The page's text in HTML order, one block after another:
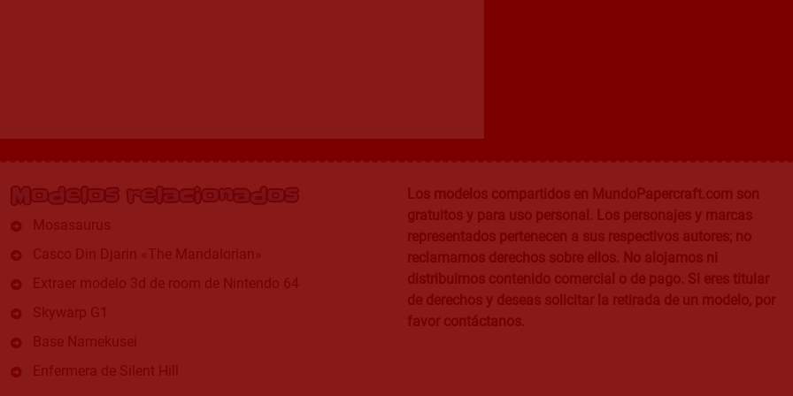
Modelos relacionados
Mosasaurus
Casco Din Djarin «The Mandalorian»
Extraer modelo 3d de room de Nintendo 64
Skywarp G1
Base Namekusei
Enfermera de Silent Hill
Los modelos compartidos en MundoPapercraft.com son
gratuitos y para uso personal. Los personajes y marcas
representados pertenecen a sus respectivos autores; no
reclamamos derechos sobre ellos. No alojamos ni
distribuimos contenido comercial o de pago. Si eres titular
de derechos y deseas solicitar la retirada de un modelo, por
favor contáctanos.